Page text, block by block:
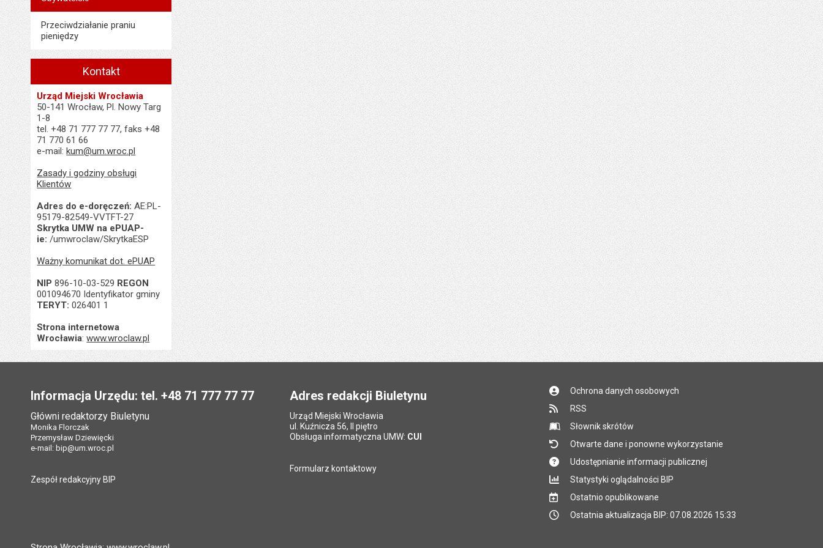
Przeciwdziałanie praniu
pieniędzy
Kontakt
Urząd Miejski Wrocławia
50-141 Wrocław, Pl. Nowy Targ
1-8
tel. +48 71 777 77 77, faks +48
71 770 61 66
e-mail:kum@um.wroc.pl
Zasady i godziny obsługi
Klientów
Adres do e-doręczeń: AE:PL-
95179-82549-VVTFT-27
Skrytka UMW na ePUAP-
ie: /umwroclaw/SkrytkaESP
Ważny komunikat dot. ePUAP
NIP 896-10-03-529 REGON
001094670 Identyfikator gminy
TERYT: 026401 1
Strona internetowa
Wrocławia:www.wroclaw.pl
Informacja Urzędu: tel. +48 71 777 77 77
Główni redaktorzy Biuletynu
Monika Florczak
Przemysław Dziewięcki
e-mail: bip@um.wroc.pl
Zespół redakcyjny BIP
Adres redakcji Biuletynu
Urząd Miejski Wrocławia
ul. Kuźnicza 56, II piętro
Obsługa informatyczna UMW: CUI
Formularz kontaktowy
Ochrona danych osobowych
RSS
Słownik skrótów
Otwarte dane i ponowne wykorzystanie
Udostępnianie informacji publicznej
Statystyki oglądalności BIP
Ostatnio opublikowane
Ostatnia aktualizacja BIP: 07.08.2026 15:33